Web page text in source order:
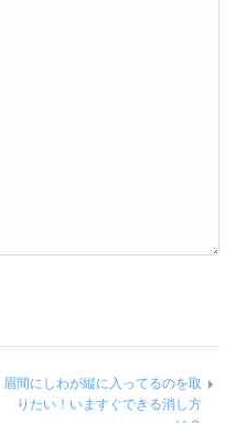
眉間にしわが縦に入ってるのを取
りたい！いますぐできる消し方